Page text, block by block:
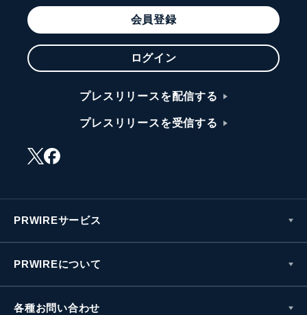
会員登録
ログイン
プレスリリースを配信する
プレスリリースを受信する
PRWIREサービス
PRWIREについて
各種お問い合わせ